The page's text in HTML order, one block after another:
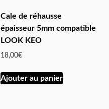
Cale de réhausse
épaisseur 5mm compatible
LOOK KEO
18,00€
Ajouter au panier